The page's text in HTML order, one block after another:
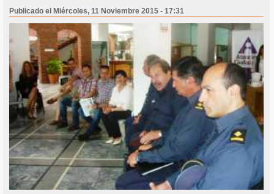
Publicado el Miércoles, 11 Noviembre 2015 - 17:31